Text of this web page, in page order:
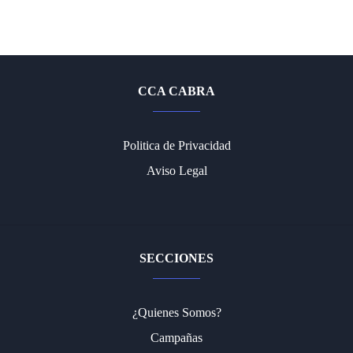
CCA CABRA
Politica de Privacidad
Aviso Legal
SECCIONES
¿Quienes Somos?
Campañas